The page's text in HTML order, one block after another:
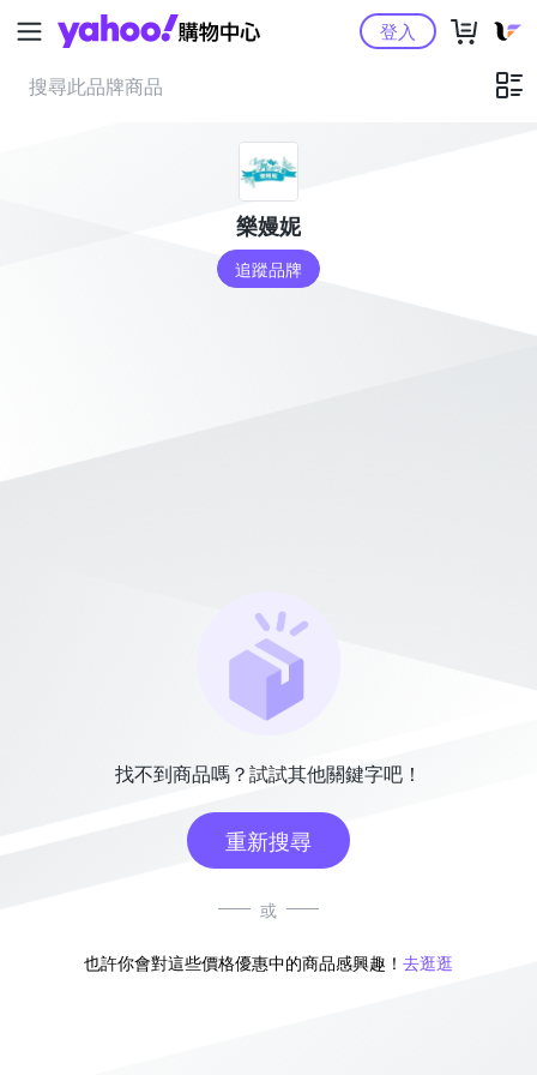
Yahoo購物中心登入
樂嫚妮
追蹤品牌
找不到商品嗎？試試其他關鍵字吧！
重新搜尋
或
也許你會對這些價格優惠中的商品感興趣！ 去逛逛